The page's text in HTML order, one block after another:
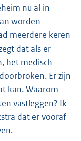
nu al in
worden
meerdere keren
dat als er
het medisch
Er zijn
kan. Waarom
vastleggen? Ik
dat er vooraf